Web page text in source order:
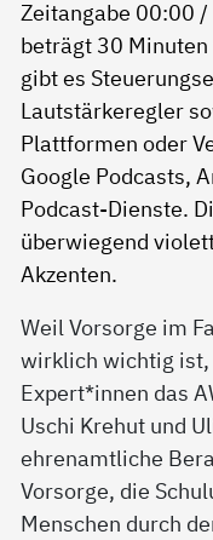
Weil Vorsorge im
wirklich wichtig ist,
Expert*innen das
Uschi Krehut und
ehrenamtliche
Vorsorge, die
Menschen durch